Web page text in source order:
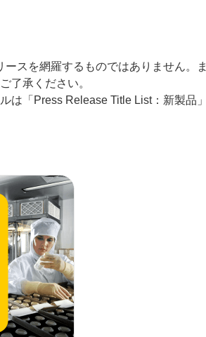
スを網羅するものではありません。ま
了承ください。
は「Press Release Title List：新製品」